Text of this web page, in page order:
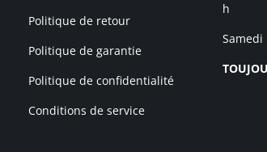
Politique de retour
Politique de garantie
Politique de confidentialité
Conditions de service
h
Samedi